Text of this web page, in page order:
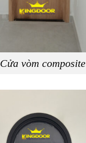
Cửa vòm composite